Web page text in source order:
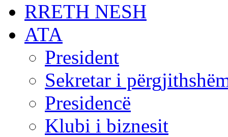
RRETH NESH
АТА
President
Sekretar i
Presidencë
Klubi i biznesit